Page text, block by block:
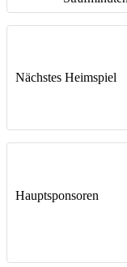
Nächstes Heimspiel
Hauptsponsoren